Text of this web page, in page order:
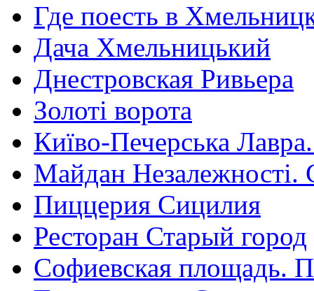
Где поесть в
Дача Хмельницький
Днестровская Ривьера
Золоті ворота
Київо-Печерська
Майдан Незалежності.
Пиццерия Сицилия
Ресторан Старый город
Софиевская площадь.